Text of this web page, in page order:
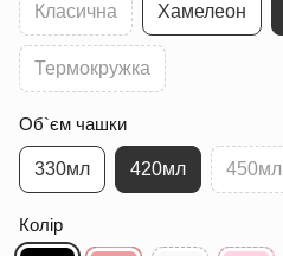
Класична Хамелеон
Термокружка
Об`єм чашки
330мл 420мл 450мл
Колір